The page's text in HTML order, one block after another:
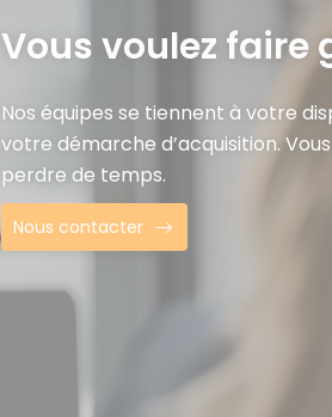
Vous voulez faire
Nos équipes se tiennent à votre
votre démarche d’acquisition.
perdre de temps.
Nous contacter